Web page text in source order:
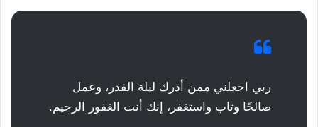
ربي اجعلني ممن أدرك ليلة القدر، وعمل
صالحًا وتاب واستغفر، إنك أنت الغفور الرحيم.